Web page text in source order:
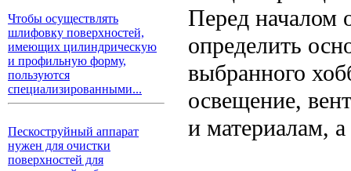
Чтобы осуществлять
шлифовку поверхностей,
имеющих цилиндрическую
и профильную форму,
пользуются
специализированными...
Пескоструйный аппарат
нужен для очистки
поверхностей для
Перед началом
определить
выбранного
освещение,
и материалам,